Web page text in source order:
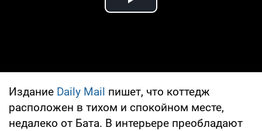
Play Video
Издание Daily Mail пишет, что коттедж
расположен в тихом и спокойном месте,
недалеко от Бата. В интерьере преобладают